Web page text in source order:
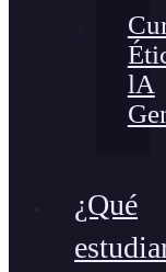
lA
¿Qué